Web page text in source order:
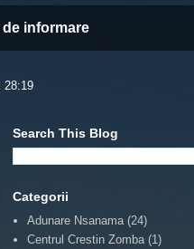
informare
28:19
Search This Blog
Categorii
Adunare Nsanama (24)
Centrul Crestin Zomba (1)